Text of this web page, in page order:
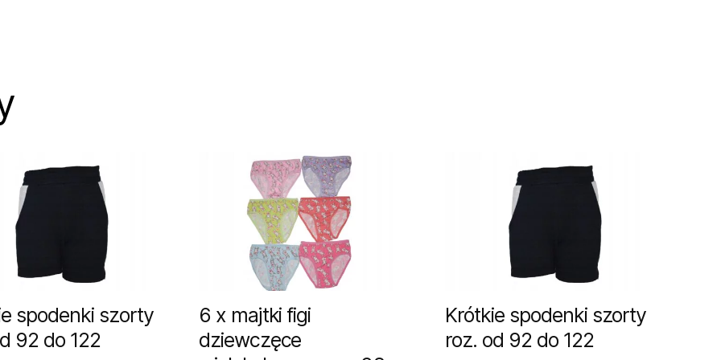
spodenki szorty
92 do 122
6 x majtki figi
dziewczęce
Krótkie spodenki szorty
roz. od 92 do 122